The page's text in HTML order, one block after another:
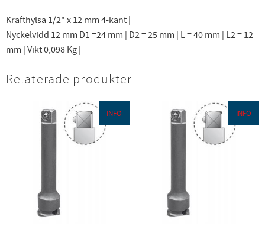
Krafthylsa 1/2" x 12 mm 4-kant |
Nyckelvidd 12 mm D1 =24 mm | D2 = 25 mm | L = 40 mm | L2 = 12
mm | Vikt 0,098 Kg |
Relaterade produkter
INFO INFO